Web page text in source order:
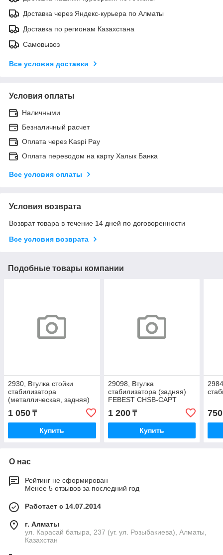
Доставка через Яндекс-курьера по Алматы
Доставка по регионам Казахстана
Самовывоз
Все условия доставки
Условия оплаты
Наличными
Безналичный расчет
Оплата через Kaspi Pay
Оплата переводом на карту Халык Банка
Все условия оплаты
Условия возврата
Возврат товара в течение 14 дней по договоренности
Все условия возврата
Подобные товары компании
2930, Втулка стойки
стабилизатора
(металлическая, задняя)
1 050 ₸
Купить
29098, Втулка
стабилизатора (задняя)
FEBEST CHSB-CAPT
1 200₸
Купить
750
О нас
Рейтинг не сформирован
Менее 5 отзывов за последний год
Работает с 14.07.2014
г. Алматы
ул. Карасай батыра, 237 (уг. ул. Розыбакиева), Алматы,
Казахстан